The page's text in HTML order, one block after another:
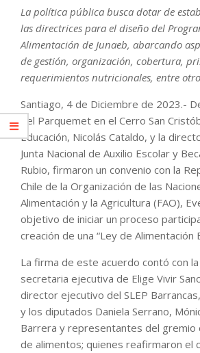
La política pública busca dotar de
las directrices para el diseño del
Alimentación de Junaeb, abarcando
de gestión, organización, cobertura,
requerimientos nutricionales, entre
Santiago, 4 de Diciembre de 2023.-
del Parquemet en el Cerro San
Educación, Nicolás Cataldo, y la
Junta Nacional de Auxilio Escolar y
Rubio, firmaron un convenio con la
Chile de la Organización de las
Alimentación y la Agricultura (FAO),
objetivo de iniciar un proceso
creación de una “Ley de Alimentación
La firma de este acuerdo contó con
secretaria ejecutiva de Elige Vivir
director ejecutivo del SLEP
y los diputados Daniela Serrano,
Barrera y representantes del gremio
de alimentos; quienes reafirmaron el